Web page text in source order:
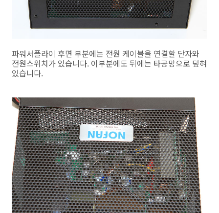
파워서플라이 후면 부분에는 전원 케이블을 연결할 단자와
전원스위치가 있습니다. 이부분에도 뒤에는 타공망으로 덮혀
있습니다.